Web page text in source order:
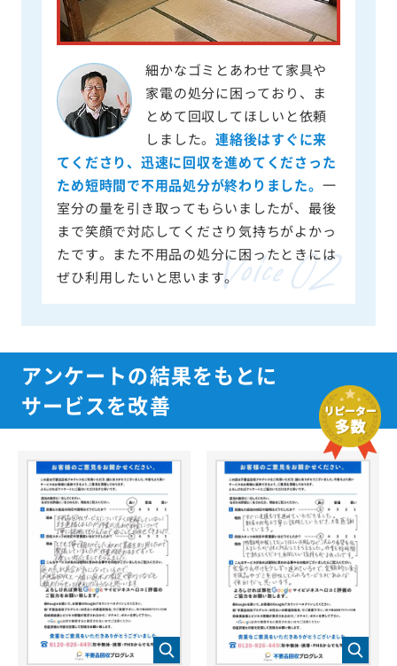
細かなゴミとあわせて家具や
家電の処分に困っており、ま
とめて回収してほしいと依頼
しました。連絡後はすぐに来
てくださり、迅速に回収を進めてくださった
ため短時間で不用品処分が終わりました。 一
室分の量を引き取ってもらいましたが、最後
まで笑顔で対応してくださり気持ちがよかっ
たです。また不用品の処分に困ったときには
ぜひ利用したいと思います。
アンケートの結果をもとに
サービスを改善